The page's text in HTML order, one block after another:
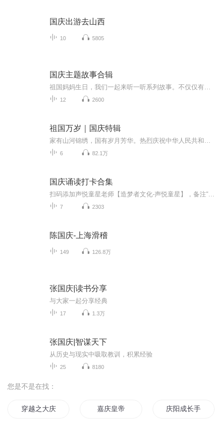
国庆出游去山西
10 5805
国庆主题故事合辑
12 2600
祖国万岁｜国庆特辑
6 82.1万
国庆诵读打卡合集
7 2303
陈国庆-上海滑稽
149 126.8万
张国庆|读书分享
与大家一起分享经典
17 1.3万
张国庆|智谋天下
从历史与现实中吸取教训，积累经验
25 8180
您是不是在找：
穿越之大庆帝国 嘉庆皇帝 庆阳成长手札